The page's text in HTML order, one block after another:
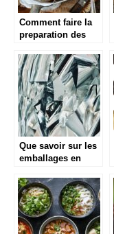
Comment faire la
preparation des
accompagnees
avec une friteuse ?
Que savoir sur les
emballages en